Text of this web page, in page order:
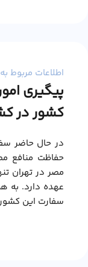
اطلاعات مربوط
پیگیری
کشور در
در حال حاضر
حفاظت منافع
مصر در تهران
عهده دارد. به
سفارت این